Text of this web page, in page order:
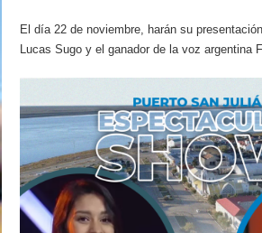
El día 22 de noviembre, harán su
Lucas Sugo y el ganador de la voz argentina